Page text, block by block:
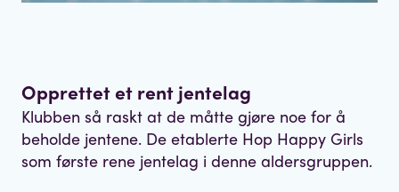
Opprettet et rent jentelag
Klubben så raskt at de måtte gjøre noe for å
beholde jentene. De etablerte Hop Happy Girls
som første rene jentelag i denne aldersgruppen.